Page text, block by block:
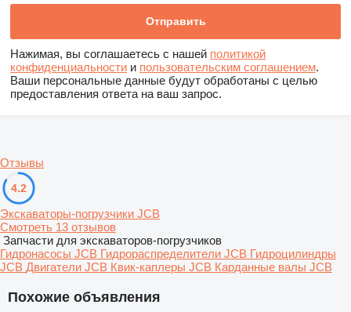
Нажимая, вы соглашаетесь с нашей политикой
конфиденциальности и пользовательским соглашением.
Ваши персональные данные будут обработаны с целью
предоставления ответа на ваш запрос.
Похожие объявления
Отзывы
4.2
Экскаваторы-погрузчики JCB
Смотреть 13 отзывов
Запчасти для экскаваторов-погрузчиков
Гидронасосы JCB Гидрораспределители JCB Гидроцилиндры
JCB Двигатели JCB Квик-каплеры JCB Карданные валы JCB